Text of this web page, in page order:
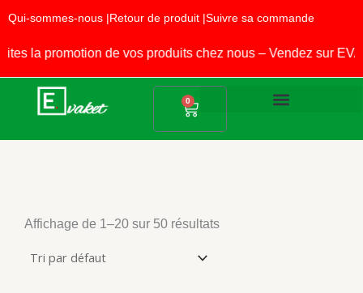
au
contenu
Qui-sommes-nous |Retour de produit |Suivre sa commande
promotion de vos produits chez nous – Vendez sur EVAKET
0
Panier
Affichage de 1–20 sur 50 résultats